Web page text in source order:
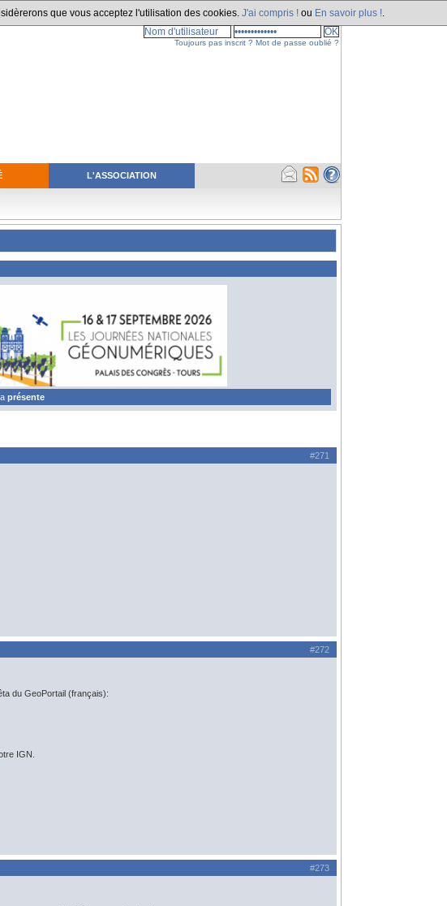
que vous acceptez l'utilisation des cookies. J'ai compris ! ou En savoir plus !
L'ASSOCIATION
Toujours pas inscrit ? Mot de passe oublié ?
présente
#271
#272
du GeoPortail (français):
IGN.
#273